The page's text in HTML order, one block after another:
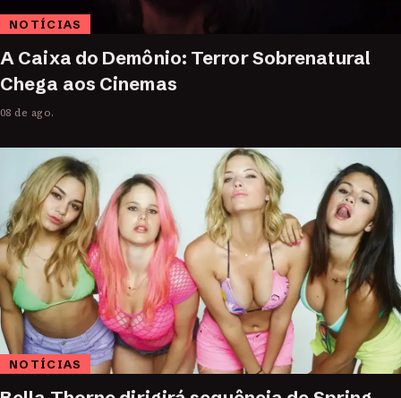
NOTÍCIAS
A Caixa do Demônio: Terror Sobrenatural
Chega aos Cinemas
08 de ago.
NOTÍCIAS